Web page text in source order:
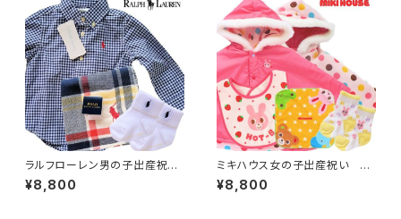
ラルフローレン男の子出産祝
い 爽やかチェックシャツギフト
セット
¥8,800
ミキハウス女の子出産祝い 両
面着られる秋冬 雨雪に嬉しいポ
ンチョセット
¥8,800